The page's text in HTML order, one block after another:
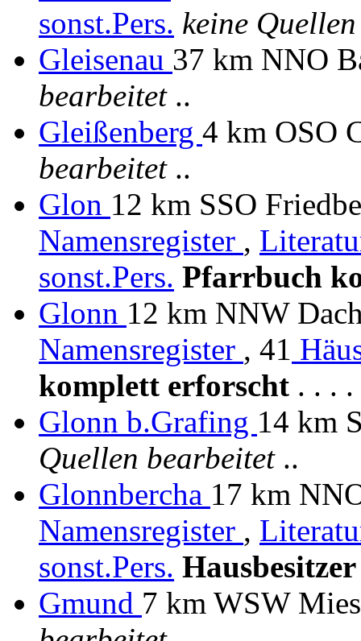
sonst.Pers. keine
Gleisenau 37 km NNO
bearbeitet..
Gleißenberg 4 km OSO
bearbeitet..
Glon 12 km SSO
Namensregister ,
sonst.Pers. Pfarrbuch
Glonn 12 km NNW
Namensregister , 41
komplett erforscht . . .
Glonn b.Grafing 14 km
Quellen bearbeitet..
Glonnbercha 17 km
Namensregister ,
sonst.Pers.
Gmund 7 km WSW